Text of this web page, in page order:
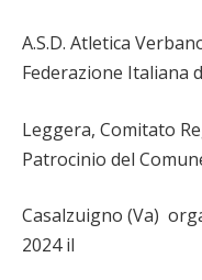
A.S.D. Atletica
Federazione Italiana
Leggera, Comitato
Patrocinio del
Casalzuigno (Va)
2024 il